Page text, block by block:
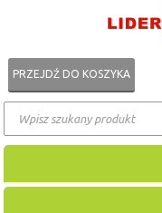
PRZEJDŹ DO KOSZYKA